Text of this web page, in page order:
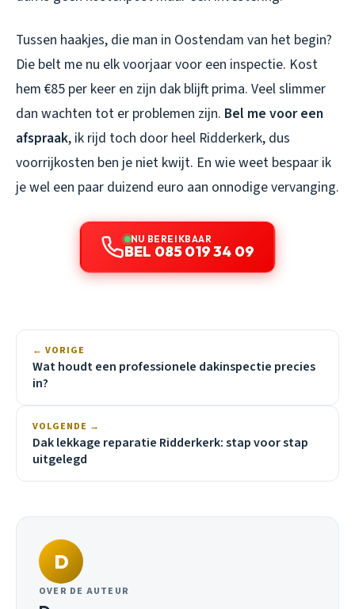
Tussen haakjes, die man in Oostendam van het begin?
Die belt me nu elk voorjaar voor een inspectie. Kost
hem €85 per keer en zijn dak blijft prima. Veel slimmer
dan wachten tot er problemen zijn. Bel me voor een
afspraak, ik rijd toch door heel Ridderkerk, dus
voorrijkosten ben je niet kwijt. En wie weet bespaar ik
je wel een paar duizend euro aan onnodige vervanging.
NU BEREIKBAAR
BEL 085 019 34 09
← VORIGE
Wat houdt een professionele dakinspectie precies
in?
VOLGENDE →
Dak lekkage reparatie Ridderkerk: stap voor stap
uitgelegd
D
OVER DE AUTEUR